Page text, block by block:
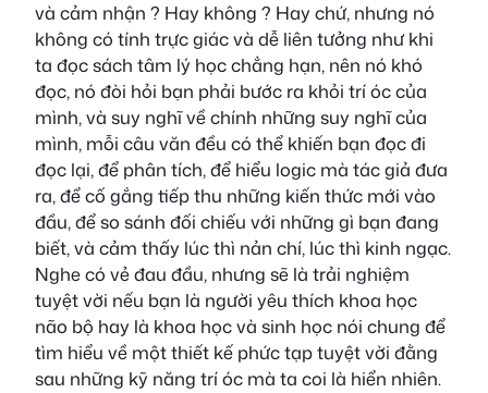
và cảm nhận ? Hay không ? Hay chứ, nhưng nó
không có tính trực giác và dễ liên tưởng như khi
ta đọc sách tâm lý học chẳng hạn, nên nó khó
đọc, nó đòi hỏi bạn phải bước ra khỏi trí óc của
mình, và suy nghĩ về chính những suy nghĩ của
mình, mỗi câu văn đều có thể khiến bạn đọc đi
đọc lại, để phân tích, để hiểu logic mà tác giả đưa
ra, để cố gắng tiếp thu những kiến thức mới vào
đầu, để so sánh đối chiếu với những gì bạn đang
biết, và cảm thấy lúc thì nản chí, lúc thì kinh ngạc.
Nghe có vẻ đau đầu, nhưng sẽ là trải nghiệm
tuyệt vời nếu bạn là người yêu thích khoa học
não bộ hay là khoa học và sinh học nói chung để
tìm hiểu về một thiết kế phức tạp tuyệt vời đằng
sau những kỹ năng trí óc mà ta coi là hiển nhiên.